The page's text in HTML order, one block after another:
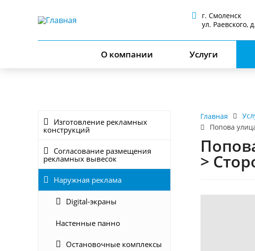
г. Смоленск
ул. Раевского,
О компании Услуги
Изготовление рекламных
конструкций
Согласование размещения
рекламных вывесок
Наружная реклама
Digital-экраны
Настенные панно
Остановочные комплексы
Главная
Попова
>